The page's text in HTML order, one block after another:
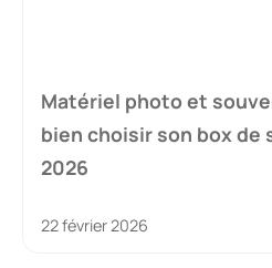
Matériel photo et
bien choisir son box de
2026
22 février 2026